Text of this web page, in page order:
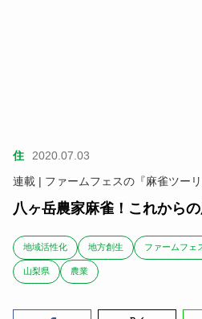
住
2020.07.03
連載 | ファームフェスの『麻雀ツーリ
八ヶ岳農家麻雀！これから
地域活性化 地方創生 ファームフェ
山梨県 農業